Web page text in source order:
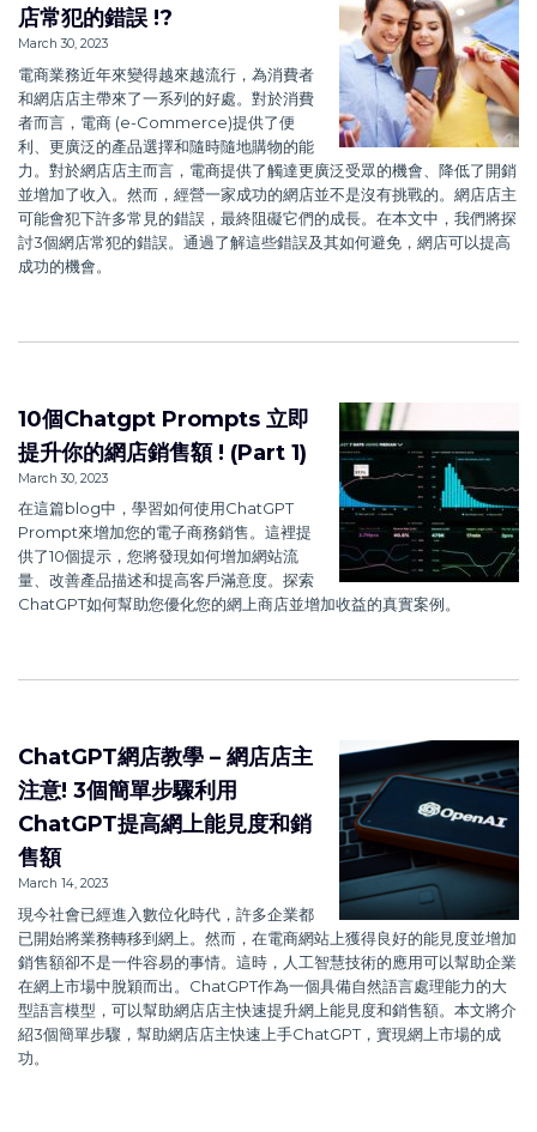
店常犯的錯誤 !?
March 30, 2023
電商業務近年來變得越來越流行，為消費者
和網店店主帶來了一系列的好處。對於消費
者而言，電商 (e-Commerce)提供了便
利、更廣泛的產品選擇和隨時隨地購物的能
力。對於網店店主而言，電商提供了觸達更廣泛受眾的機會、降低了開銷
並增加了收入。然而，經營一家成功的網店並不是沒有挑戰的。網店店主
可能會犯下許多常見的錯誤，最終阻礙它們的成長。在本文中，我們將探
討3個網店常犯的錯誤。通過了解這些錯誤及其如何避免，網店可以提高
成功的機會。
10個Chatgpt Prompts 立即
提升你的網店銷售額 ! (Part 1)
March 30, 2023
在這篇blog中，學習如何使用ChatGPT
Prompt來增加您的電子商務銷售。這裡提
供了10個提示，您將發現如何增加網站流
量、改善產品描述和提高客戶滿意度。探索
ChatGPT如何幫助您優化您的網上商店並增加收益的真實案例。
ChatGPT網店教學 – 網店店主
注意! 3個簡單步驟利用
ChatGPT提高網上能見度和銷
售額
March 14, 2023
現今社會已經進入數位化時代，許多企業都
已開始將業務轉移到網上。然而，在電商網站上獲得良好的能見度並增加
銷售額卻不是一件容易的事情。這時，人工智慧技術的應用可以幫助企業
在網上市場中脫穎而出。ChatGPT作為一個具備自然語言處理能力的大
型語言模型，可以幫助網店店主快速提升網上能見度和銷售額。本文將介
紹3個簡單步驟，幫助網店店主快速上手ChatGPT，實現網上市場的成
功。